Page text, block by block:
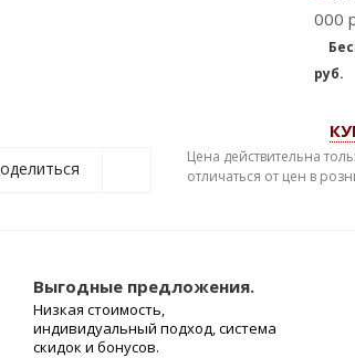
руб.
Цена действительна
отличаться от цен в
Выгодные предложения.
Низкая стоимость,
индивидуальный подход, система
скидок и бонусов.